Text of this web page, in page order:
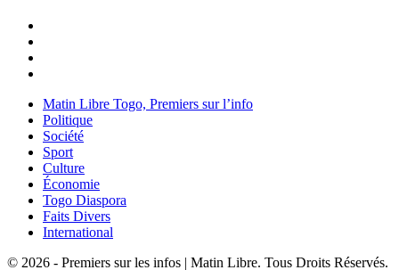
Matin Libre Togo, Premiers sur l’info
Politique
Société
Sport
Culture
Économie
Togo Diaspora
Faits Divers
International
© 2026 - Premiers sur les infos | Matin Libre. Tous Droits Réservés.